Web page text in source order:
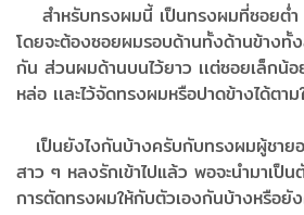
สำหรับทรงผมนี้​ เป็นทรงผมที่ซอยต่ำ
โดยจะต้องซอยผมรอบด้านทั้งด้านข้างทั้
กัน​ ส่วนผมด้านบนไว้ยาว​ เเต่ซอย​เล็ก​น้
หล่อ เเละไว้จัดทรงผมหรือปาดข้างได้ตา
เ​ป็น​ยังไง​กันบ้างครับ​กับทรงผมผู้ชายอ
สาว​ ๆ​ ​หลงรักเข้าไปแล้ว พอจะนำมาเป็
การตัดทรงผมให้กับตัวเอง​กันบ้างหรือยั